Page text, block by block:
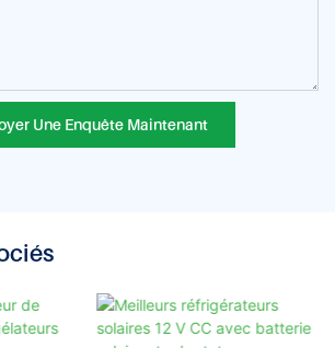
Une Enquête Maintenant